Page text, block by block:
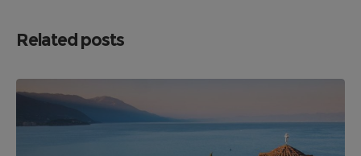
Related posts